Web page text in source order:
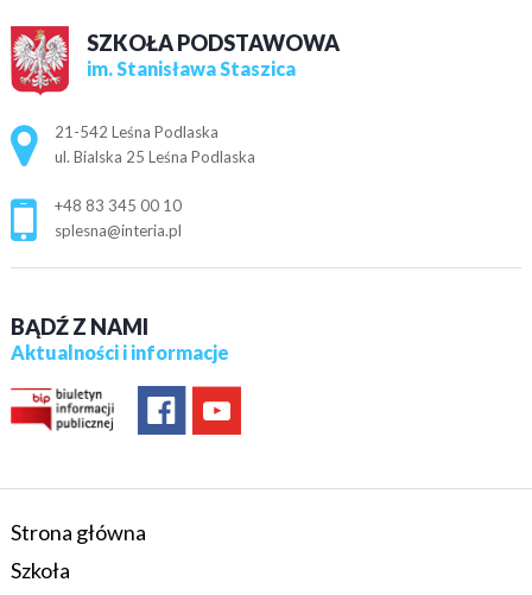
SZKOŁA PODSTAWOWA
im. Stanisława Staszica
Adres pocztowy:
21-542 Leśna Podlaska
ul. Bialska 25 Leśna Podlaska
+48 83 345 00 10
splesna@interia.pl
BĄDŹ Z NAMI
Aktualności i informacje
Strona główna
Szkoła